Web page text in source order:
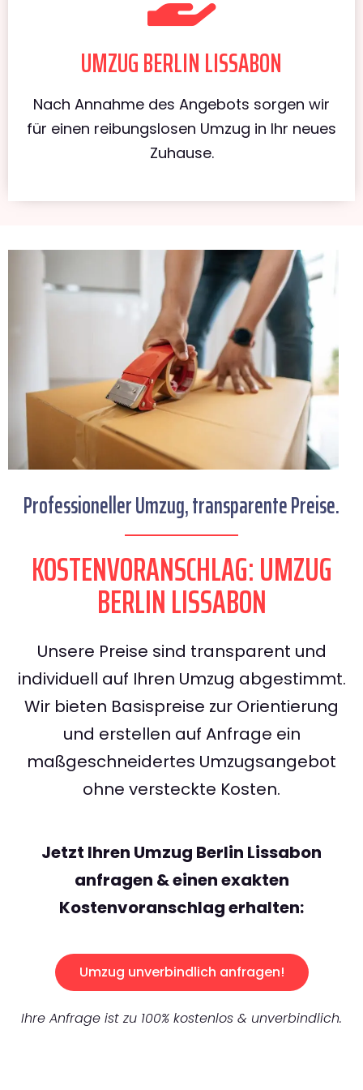
UMZUG BERLIN LISSABON
Nach Annahme des Angebots sorgen wir
für einen reibungslosen Umzug in Ihr neues
Zuhause.
Professioneller Umzug, transparente Preise.
KOSTENVORANSCHLAG: UMZUG
BERLIN LISSABON
Unsere Preise sind transparent und
individuell auf Ihren Umzug abgestimmt.
Wir bieten Basispreise zur Orientierung
und erstellen auf Anfrage ein
maßgeschneidertes Umzugsangebot
ohne versteckte Kosten.
Jetzt Ihren Umzug Berlin Lissabon
anfragen & einen exakten
Kostenvoranschlag erhalten:
Umzug unverbindlich anfragen!
Ihre Anfrage ist zu 100% kostenlos & unverbindlich.